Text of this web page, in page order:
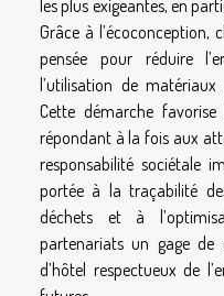
les plus exigeantes, en
Grâce à l’écoconception,
pensée pour réduire
l’utilisation de matériaux
Cette démarche
répondant à la fois aux
responsabilité sociétale
portée à la traçabilité
déchets et à
partenariats un gage de
d’hôtel respectueux de